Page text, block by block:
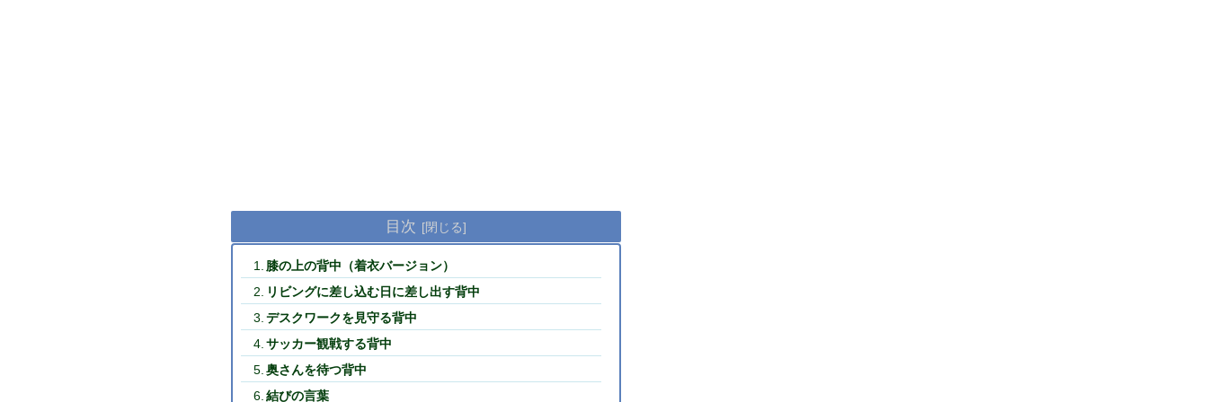
目次
膝の上の背中（着衣バージョン）
リビングに差し込む日に差し出す背中
デスクワークを見守る背中
サッカー観戦する背中
奥さんを待つ背中
結びの言葉